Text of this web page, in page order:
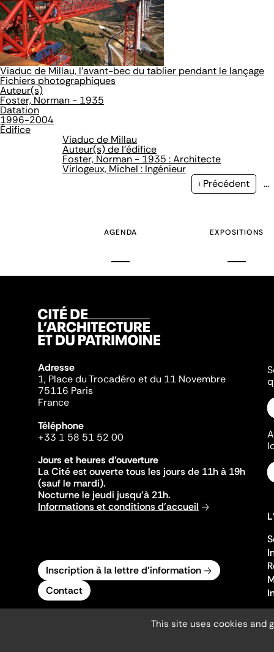
Viaduc de Millau, l'avant-bec du tablier pendant le lançage
Fichiers photographiques
Auteur(s)
Foster, Norman - 1935
Datation
1996-2004
Édifice
Viaduc de Millau
Auteur(s) de l'édifice
Foster, Norman - 1935 : Architecte
Virlogeux, Michel : Ingénieur
Page
‹ Précédent …
AGENDA EXPOSITIONS
Adresse
1, Place du Trocadéro et du 11 Novembre
75116 Paris
France
Téléphone
+33 1 58 51 52 00
Jours et heures d'ouverture
La Cité est ouverte tous les jours de 11h à 19h
(sauf le mardi).
Nocturne le jeudi jusqu'à 21h.
Informations et conditions d'accueil
Inscription à la lettre d'information
Contact
This site uses cookies and